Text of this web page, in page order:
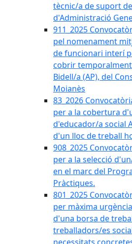
tècnic/a de suport
d'Administració
911_2025
pel nomenament
de funcionari interí
cobrir
Bidell/a (AP), del
Moianès
83_2026
per a la cobertura
d'educador/a social
d'un lloc de treball
908_2025
per a la selecció
en el marc del
Pràctiques.
801_2025
per màxima
d'una borsa de
treballadors/es